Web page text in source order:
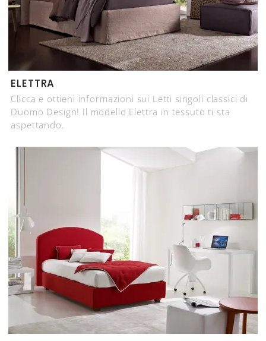
ELETTRA
Clicca e ottieni informazioni sui Letti singoli classici di
Duomo Design! Il modello Elettra in tessuto ti sta
aspettando.